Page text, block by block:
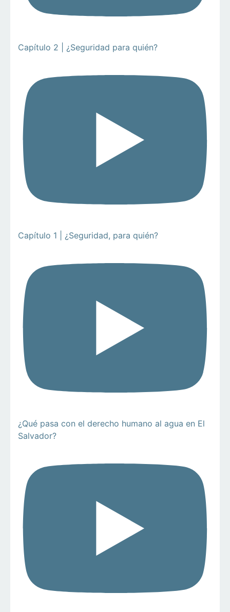
Capítulo 2 | ¿Seguridad para quién?
Capítulo 1 | ¿Seguridad, para quién?
¿Qué pasa con el derecho humano al agua en El
Salvador?